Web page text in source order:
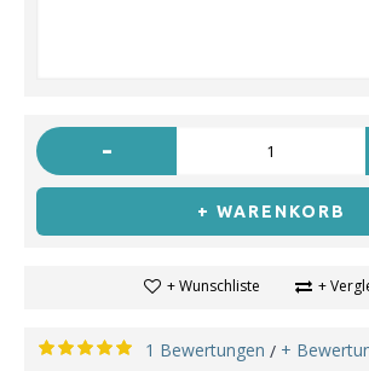
-
+ WARENKORB
+ Wunschliste +
1 Bewertungen / +